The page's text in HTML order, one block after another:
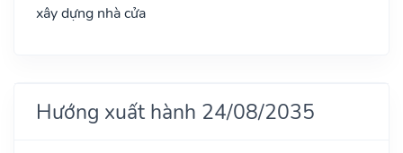
xây dựng nhà cửa
Hướng xuất hành 24/08/2035